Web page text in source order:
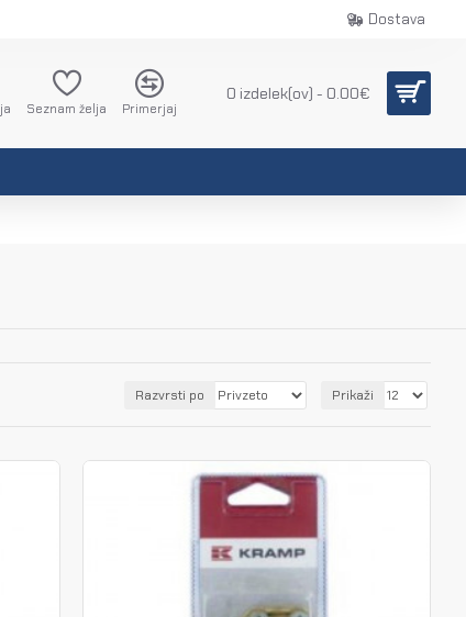
Dostava
Seznam želja Primerjaj
0 izdelek(ov) - 0.00€
Razvrsti po Prikaži